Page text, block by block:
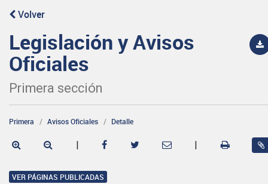
Volver
Legislación y Avisos
Oficiales
Primera sección
Primera Avisos Oficiales Detalle
| |
VER PÁGINAS PUBLICADAS